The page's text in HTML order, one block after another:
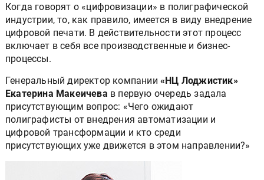
Когда говорят о «цифровизации» в полиграфической
индустрии, то, как правило, имеется в виду внедрение
цифровой печати. В действительности этот процесс
включает в себя все производственные и бизнес-
процессы.
Генеральный директор компании «НЦ Лоджистик»
Екатерина Макеичева в первую очередь задала
присутствующим вопрос: «Чего ожидают
полиграфисты от внедрения автоматизации и
цифровой трансформации и кто среди
присутствующих уже движется в этом направлении?»